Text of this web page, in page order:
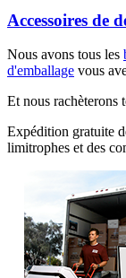
Accessoires de
Nous avons tous les
d'emballage vous
Et nous rachèterons
Expédition gratuite
limitrophes et des